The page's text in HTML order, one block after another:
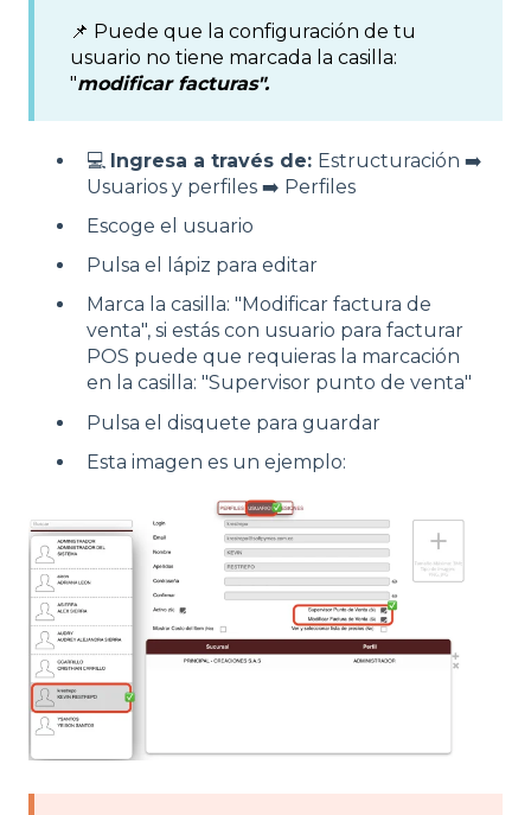
📌 Puede que la configuración de tu
usuario no tiene marcada la casilla:
"modificar facturas".
💻 Ingresa a través de: Estructuración ➡️
Usuarios y perfiles ➡️ Perfiles
Escoge el usuario
Pulsa el lápiz para editar
Marca la casilla: "Modificar factura de
venta", si estás con usuario para facturar
POS puede que requieras la marcación
en la casilla: "Supervisor punto de venta"
Pulsa el disquete para guardar
Esta imagen es un ejemplo: